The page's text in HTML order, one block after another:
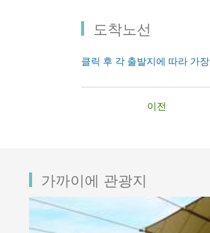
도착노선
클릭 후 각 출발지에 따라 가
이전
가까이에 관광지